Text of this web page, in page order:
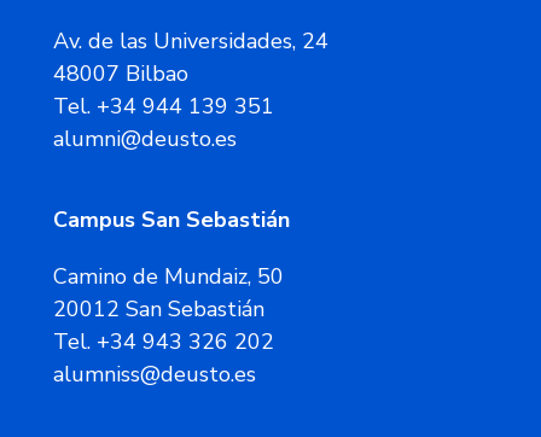
Av. de las Universidades, 24
48007 Bilbao
Tel. +34 944 139 351
alumni@deusto.es
Campus San Sebastián
Camino de Mundaiz, 50
20012 San Sebastián
Tel. +34 943 326 202
alumniss@deusto.es